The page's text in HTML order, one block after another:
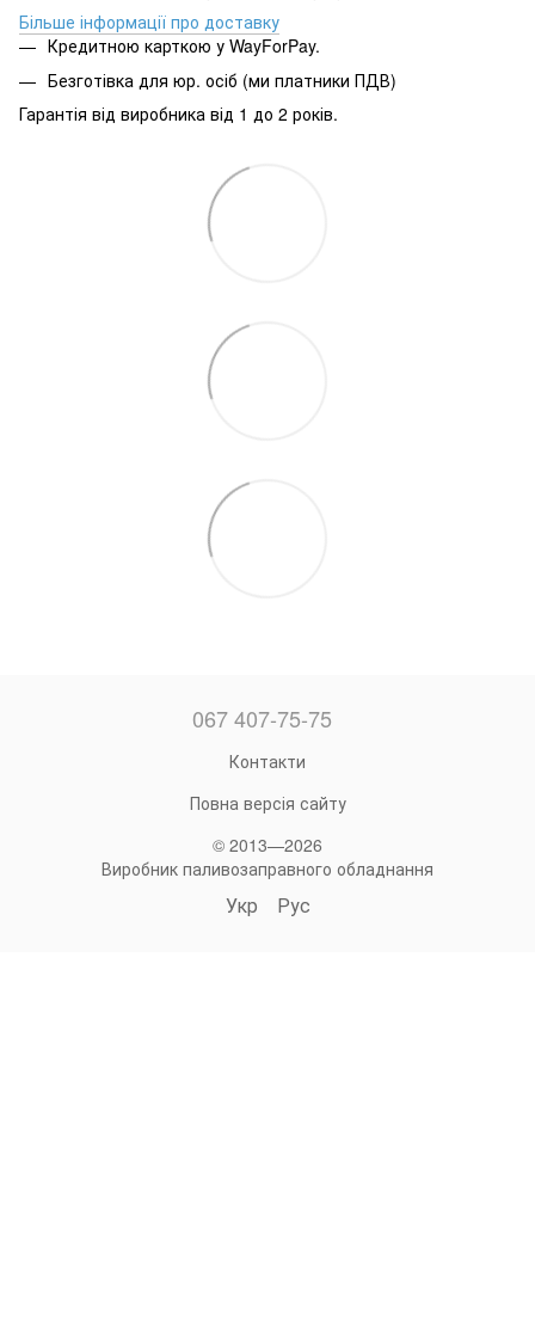
Більше інформації про доставку
Кредитною карткою у WayForPay.
Безготівка для юр. осіб (ми платники ПДВ)
Гарантія від виробника від 1 до 2 років.
067 407-75-75
Контакти
Повна версія сайту
© 2013—2026
Виробник паливозаправного обладнання
Укр Рус